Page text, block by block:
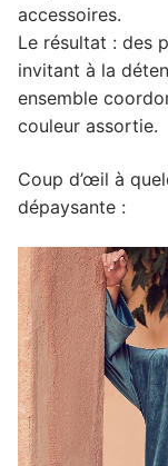
accessoires.
Le résultat : des
invitant à la
ensemble
couleur assortie.
Coup d’œil à
dépaysante :